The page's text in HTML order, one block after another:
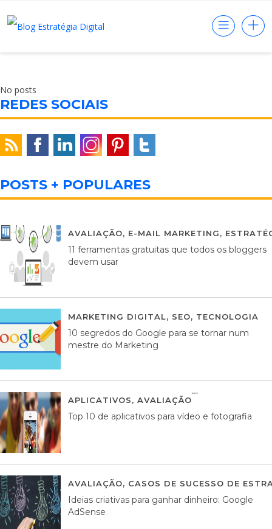
No posts
REDES SOCIAIS
POSTS + POPULARES
AVALIAÇÃO, E-MAIL MARKETING,
11 ferramentas gratuitas que todos os bloggers
devem usar
MARKETING DIGITAL, SEO, TECNOLOGIA
10 segredos do Google para se tornar num
mestre do Marketing
APLICATIVOS, AVALIAÇÃO
Top 10 de aplicativos para vídeo e fotografia
AVALIAÇÃO, CASOS DE SUCESSO DE
Ideias criativas para ganhar dinheiro: Google
AdSense